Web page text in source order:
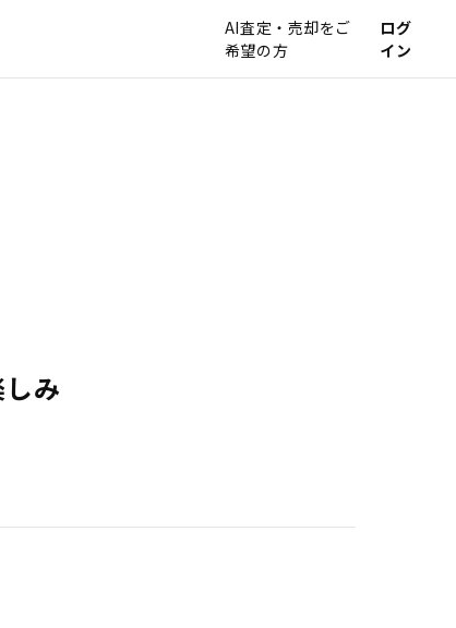
AI査定・売却をご
希望の方
ログ
イン
み